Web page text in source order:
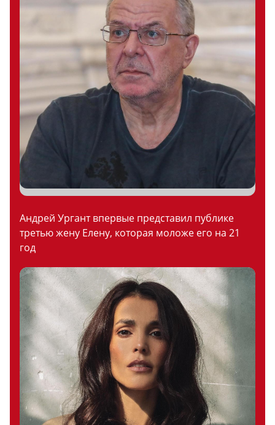
Андрей Ургант впервые представил публике
третью жену Елену, которая моложе его на 21
год